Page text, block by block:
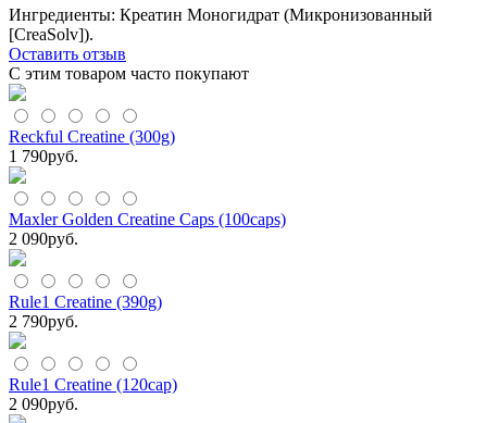
Ингредиенты: Креатин Моногидрат (Микронизованный
[CreaSolv]).
Оставить отзыв
С этим товаром часто покупают
Reckful Creatine (300g)
1 790руб.
Maxler Golden Creatine Caps (100caps)
2 090руб.
Rule1 Creatine (390g)
2 790руб.
Rule1 Creatine (120cap)
2 090руб.